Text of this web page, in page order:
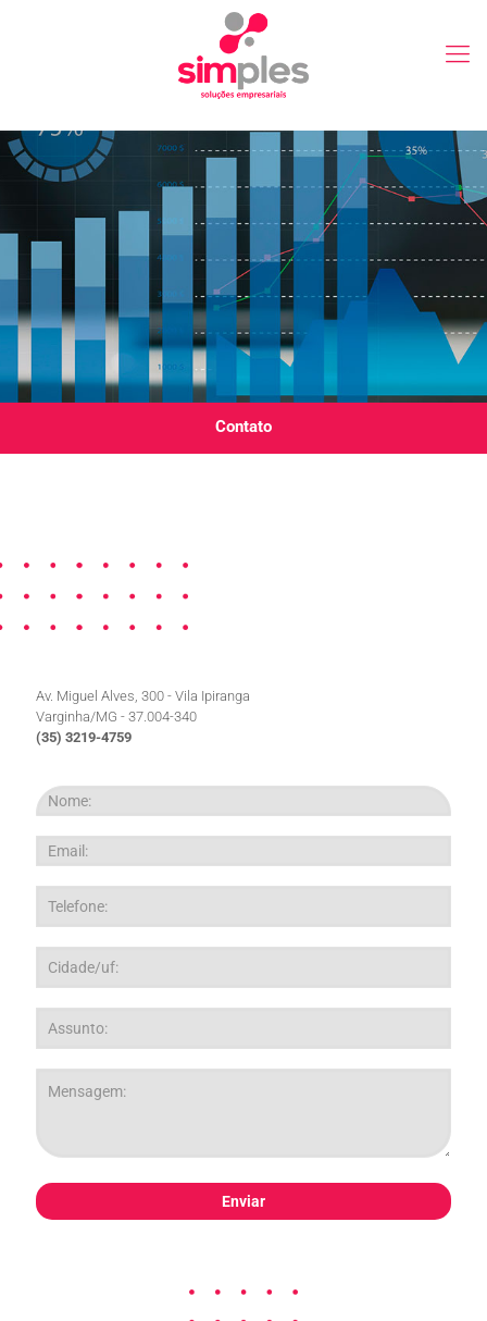
Contato
Av. Miguel Alves, 300 - Vila Ipiranga
Varginha/MG - 37.004-340
(35) 3219-4759